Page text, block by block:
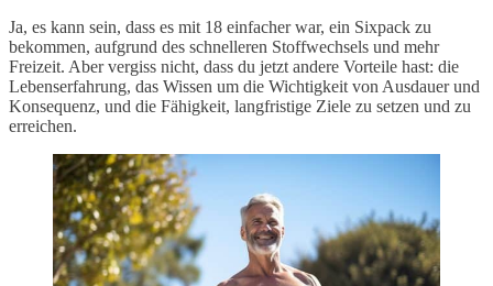
Ja, es kann sein, dass es mit 18 einfacher war, ein Sixpack zu
bekommen, aufgrund des schnelleren Stoffwechsels und mehr
Freizeit. Aber vergiss nicht, dass du jetzt andere Vorteile hast: die
Lebenserfahrung, das Wissen um die Wichtigkeit von Ausdauer und
Konsequenz, und die Fähigkeit, langfristige Ziele zu setzen und zu
erreichen.